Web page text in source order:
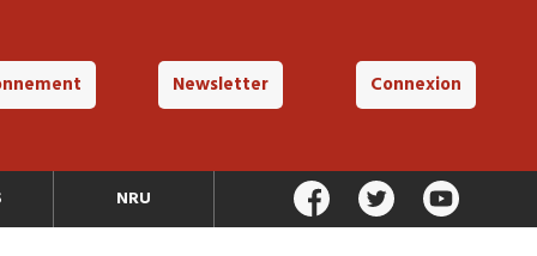
Newsletter Connexion
NRU